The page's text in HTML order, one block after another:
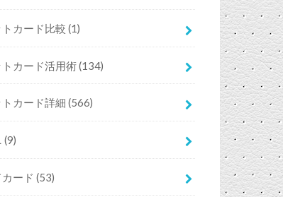
トカード比較(1)
トカード活用術(134)
トカード詳細(566)
(9)
カード(53)